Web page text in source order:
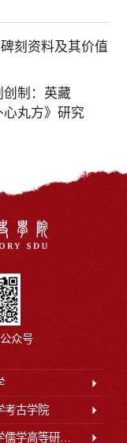
刻资料及其价值
创制：英藏
心丸方》研究
众号
考古学院
山东大学儒学高等研究院